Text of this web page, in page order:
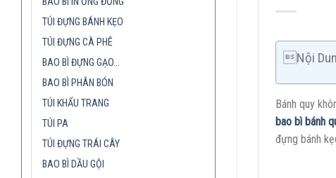
TÚI ĐỰNG BÁNH KẸO
TÚI ĐỰNG CÀ PHÊ
BAO BÌ ĐỰNG GẠO…
BAO BÌ PHÂN BÓN
TÚI KHẨU TRANG
TÚI PA
TÚI ĐỰNG TRÁI CÂY
BAO BÌ DẦU GỘI
Nội
Bánh quy
bao bì bánh
đựng bánh